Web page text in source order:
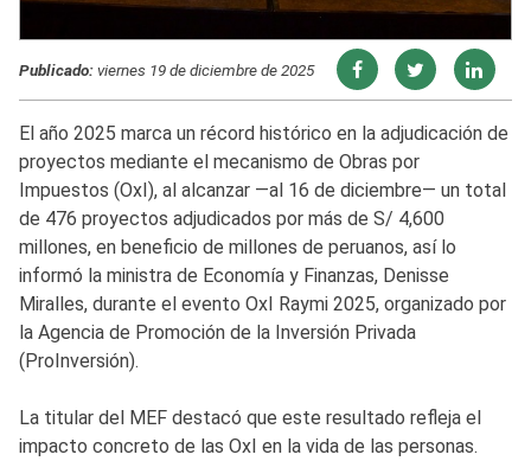
Publicado:viernes 19 de diciembre de 2025
El año 2025 marca un récord histórico en la adjudicación de
proyectos mediante el mecanismo de Obras por
Impuestos (OxI), al alcanzar —al 16 de diciembre— un total
de 476 proyectos adjudicados por más de S/ 4,600
millones, en beneficio de millones de peruanos, así lo
informó la ministra de Economía y Finanzas, Denisse
Miralles, durante el evento OxI Raymi 2025, organizado por
la Agencia de Promoción de la Inversión Privada
(ProInversión).
La titular del MEF destacó que este resultado refleja el
impacto concreto de las OxI en la vida de las personas.